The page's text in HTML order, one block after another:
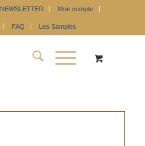
NEWSLETTER Mon compte
FAQ Les Samples